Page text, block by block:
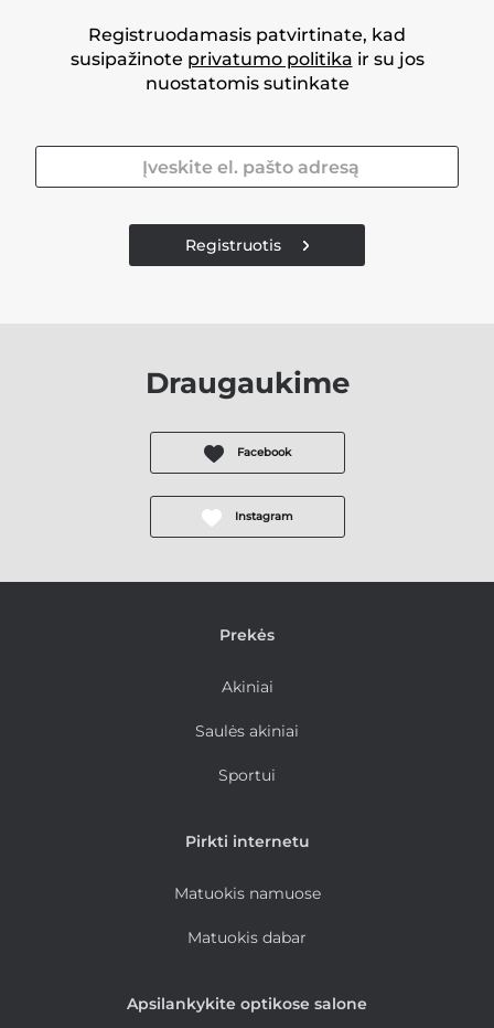
Registruodamasis patvirtinate, kad
susipažinote privatumo politika ir su jos
nuostatomis sutinkate
Registruotis
Draugaukime
Facebook
Instagram
Prekės
Akiniai
Saulės akiniai
Sportui
Pirkti internetu
Matuokis namuose
Matuokis dabar
Apsilankykite optikose salone